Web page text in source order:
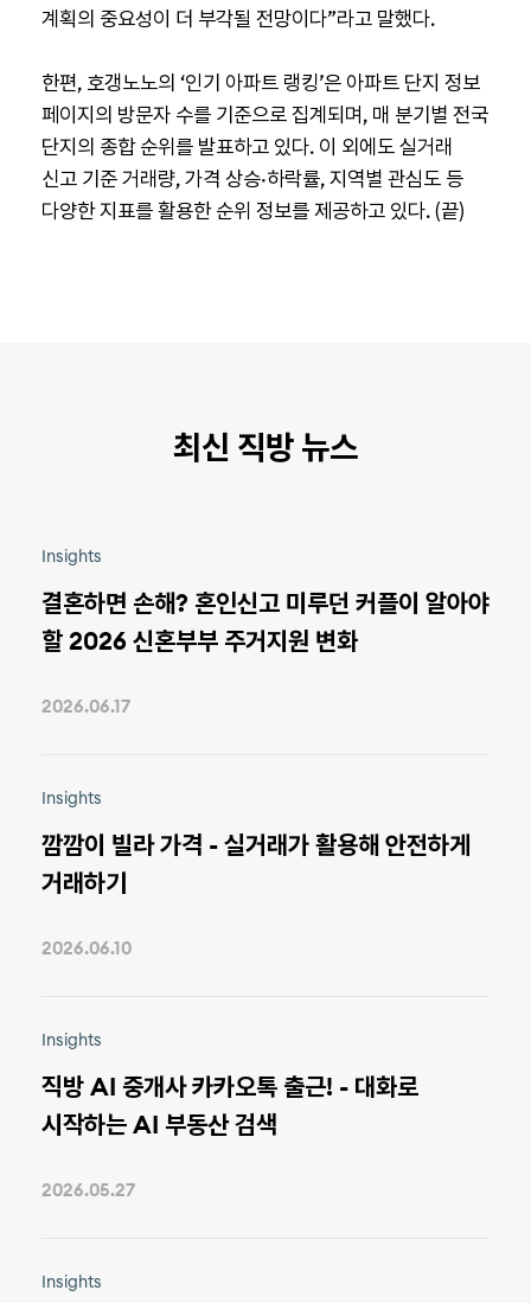
계획의 중요성이 더 부각될 전망이다”라고 말했다.
한편, 호갱노노의 ‘인기 아파트 랭킹’은 아파트 단지 정보
페이지의 방문자 수를 기준으로 집계되며, 매 분기별 전국
단지의 종합 순위를 발표하고 있다. 이 외에도 실거래
신고 기준 거래량, 가격 상승·하락률, 지역별 관심도 등
다양한 지표를 활용한 순위 정보를 제공하고 있다. (끝)
최신 직방 뉴스
Insights
결혼하면 손해? 혼인신고 미루던 커플이 알아야
할 2026 신혼부부 주거지원 변화
2026.06.17
Insights
깜깜이 빌라 가격 - 실거래가 활용해 안전하게
거래하기
2026.06.10
Insights
직방 AI 중개사 카카오톡 출근! - 대화로
시작하는 AI 부동산 검색
2026.05.27
Insights